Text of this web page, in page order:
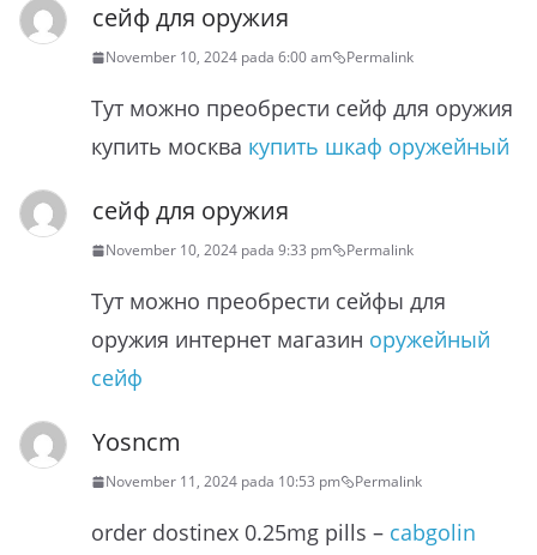
сейф для оружия
November 10, 2024 pada 6:00 am Permalink
Тут можно преобрести сейф для оружия
купить москва купить шкаф оружейный
сейф для оружия
November 10, 2024 pada 9:33 pm Permalink
Тут можно преобрести сейфы для
оружия интернет магазин оружейный
сейф
Yosncm
November 11, 2024 pada 10:53 pm Permalink
order dostinex 0.25mg pills – cabgolin